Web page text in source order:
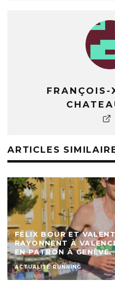
FRANÇOIS-
ARTICLES
FÉLIX BOUR ET
RAYONNENT À
EN PATRON À GENÈVE.
ACTUALITÉ RUNNING